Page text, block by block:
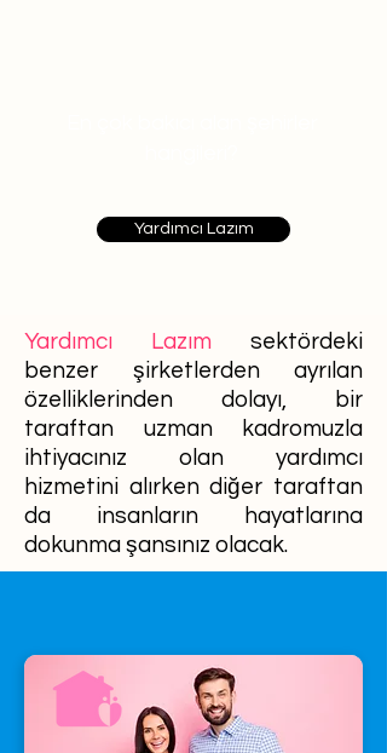
Yardımcı Lazım
Yardımcı Lazım sektördeki
benzer şirketlerden ayrılan
özelliklerinden dolayı, bir
taraftan uzman kadromuzla
ihtiyacınız olan yardımcı
hizmetini alırken diğer taraftan
da insanların hayatlarına
dokunma şansınız olacak.